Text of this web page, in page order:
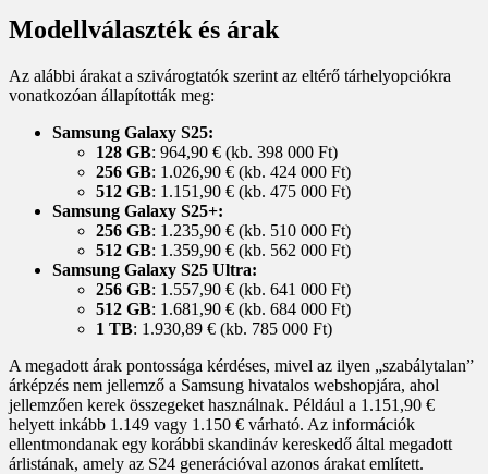
Modellválaszték és árak
Az alábbi árakat a szivárogtatók szerint az eltérő tárhelyopciókra
vonatkozóan állapították meg:
Samsung Galaxy S25:
128 GB: 964,90 € (kb. 398 000 Ft)
256 GB: 1.026,90 € (kb. 424 000 Ft)
512 GB: 1.151,90 € (kb. 475 000 Ft)
Samsung Galaxy S25+:
256 GB: 1.235,90 € (kb. 510 000 Ft)
512 GB: 1.359,90 € (kb. 562 000 Ft)
Samsung Galaxy S25 Ultra:
256 GB: 1.557,90 € (kb. 641 000 Ft)
512 GB: 1.681,90 € (kb. 684 000 Ft)
1 TB: 1.930,89 € (kb. 785 000 Ft)
A megadott árak pontossága kérdéses, mivel az ilyen „szabálytalan”
árképzés nem jellemző a Samsung hivatalos webshopjára, ahol
jellemzően kerek összegeket használnak. Például a 1.151,90 €
helyett inkább 1.149 vagy 1.150 € várható. Az információk
ellentmondanak egy korábbi skandináv kereskedő által megadott
árlistának, amely az S24 generációval azonos árakat említett.